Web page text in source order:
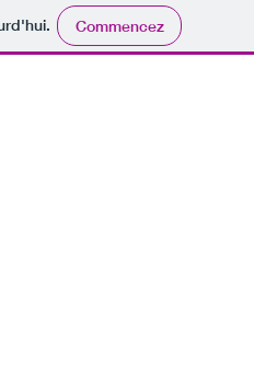
Commencez